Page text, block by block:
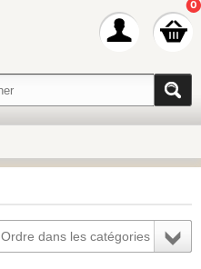
0
Ordre dans les catégories